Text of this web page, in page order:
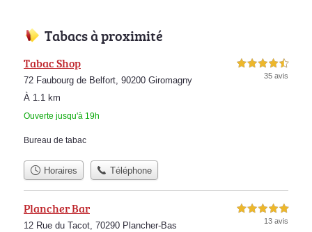
Tabacs à proximité
Tabac Shop
72 Faubourg de Belfort, 90200 Giromagny
À 1.1 km
Ouverte jusqu'à 19h
4,5 étoiles sur 5
35 avis
Bureau de tabac
Horaires Téléphone
Plancher Bar
12 Rue du Tacot, 70290 Plancher-Bas
5,0 étoiles sur 5
13 avis